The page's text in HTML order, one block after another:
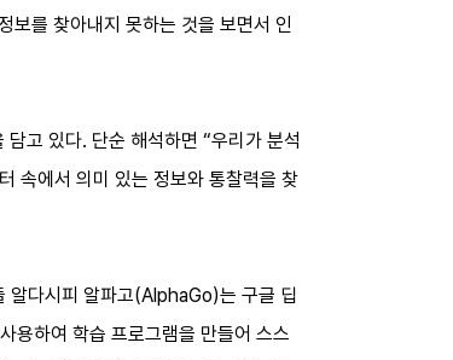
보를 찾아내지 못하는 것을 보면서 인
고 있다. 단순 해석하면 “우리가 분석
속에서 의미 있는 정보와 통찰력을 찾
알다시피 알파고(AlphaGo)는 구글 딥
하여 학습 프로그램을 만들어 스스